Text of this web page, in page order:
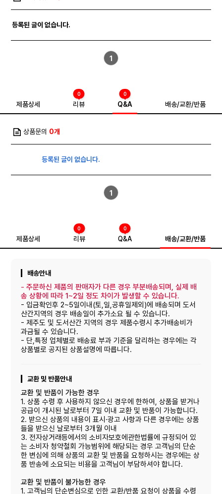
등록된 글이 없습니다.
1
제품상세 리뷰
0
Q&A
0
배송/교환/반품
상품문의 0개
등록된 글이 없습니다.
1
제품상세 리뷰
0
Q&A
0
배송/교환/반품
배송안내
-주문하신 제품의 판매자가 다른 경우 부분배송되며, 실제 배
송 상황에 따라 1~2일 정도 차이가 발생할 수 있습니다.
- 입금확인후 2~5일이내(토,일,공휴일제외)에 배송되며 도서
산간지역의 경우 배송일이 추가소요 될 수 있습니다.
- 제주도 및 도서산간 지역의 경우 제품수령시 추가배송비가
과금될 수 있습니다.
- 단,특정 업체별로 배송료 부과 기준을 달리하는 경우에는 각
상품별로 공지된 상품설명에 따릅니다.
교환 및 반품안내
교환 및 반품이 가능한 경우
1. 상품 수령 후 사용하지 않으신 경우에 한하여, 상품을 받거나
공급이 개시된 날로부터 7일 이내 교환 및 반품이 가능합니다.
2. 받으신 상품의 내용이 표시·광고 사항과 다른 경우에는 상품
들을 받으신 날로부터 3개월 이내
3. 전자상거래등에서의 소비자보호에관한법률에 규정되어 있
는 소비자 청약철회 가능범위에 해당되는 경우 고객님의 단순
한 변심에 의해 상품의 교환 및 반품을 요청하시는 경우에는 상
품 반송에 소요되는 비용을 고객님이 부담하셔야 합니다.
교환 및 반품이 불가능한 경우
1. 고객님의 단순변심으로 인한 교환/반품 요청이 상품을 수령